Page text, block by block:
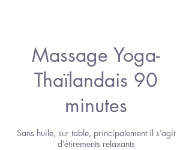
Massage Yoga-
Thaïlandais 90
minutes
Sans huile, sur table, principalement il s’agit
d’étirements relaxants